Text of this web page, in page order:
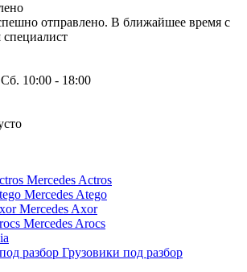
отправлено. В ближайшее время с
10:00 - 18:00
Mercedes Actros
Mercedes Atego
Mercedes Axor
Mercedes Arocs
Грузовики под разбор